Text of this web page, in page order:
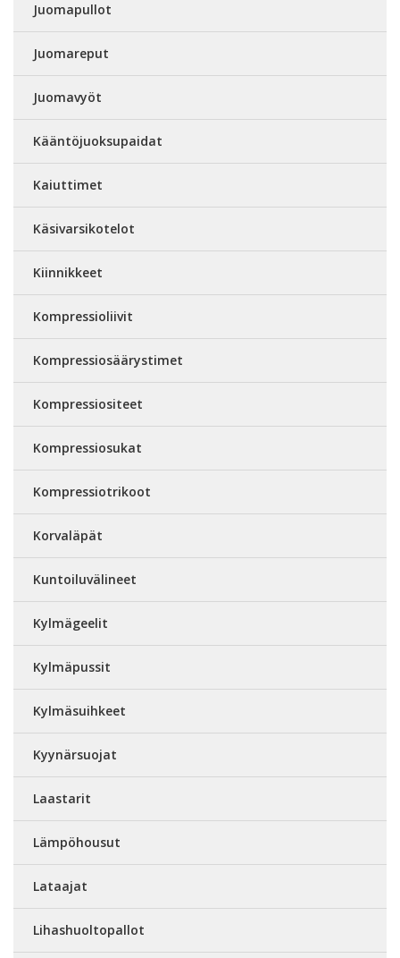
Juomapullot
Juomareput
Juomavyöt
Kääntöjuoksupaidat
Kaiuttimet
Käsivarsikotelot
Kiinnikkeet
Kompressioliivit
Kompressiosäärystimet
Kompressiositeet
Kompressiosukat
Kompressiotrikoot
Korvaläpät
Kuntoiluvälineet
Kylmägeelit
Kylmäpussit
Kylmäsuihkeet
Kyynärsuojat
Laastarit
Lämpöhousut
Lataajat
Lihashuoltopallot